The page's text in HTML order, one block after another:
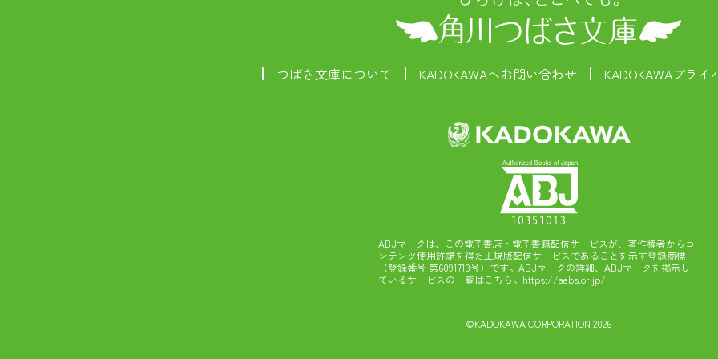
つばさ文庫について KADOKAWAへお問い合わせ KADOKAWAプラ
ABJマークは、この電子書店・電子書籍配信サービスが、著作権者からコ
ンテンツ使用許諾を得た正規版配信サービスであることを示す登録商標
（登録番号 第6091713号）です。ABJマークの詳細、ABJマークを掲示し
ているサービスの一覧はこちら。 https://aebs.or.jp/
©KADOKAWA CORPORATION 2026